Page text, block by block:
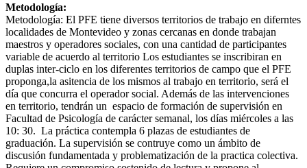
Metodología:
Metodología: El PFE tiene diversos territorios de trabajo en diferntes
localidades de Montevideo y zonas cercanas en donde trabajan
maestros y operadores sociales, con una cantidad de participantes
variable de acuerdo al territorio Los estudiantes se inscribiran en
duplas inter-ciclo en los diferentes territorios de campo que el PFE
proponga,la asitencia de los mismos al trabajo en territorio, será el
día que concurra el operador social.​ Además de las intervenciones
en territorio, tendrán un ​ espacio de formación de supervisión​ en
Facultad de Psicología de carácter semanal, los días miércoles a las
10: 30. ​ La práctica contempla 6 plazas de estudiantes de
graduación. La supervisión se contruye como un ámbito de
discusión fundamentada y problematización de la practica colectiva.